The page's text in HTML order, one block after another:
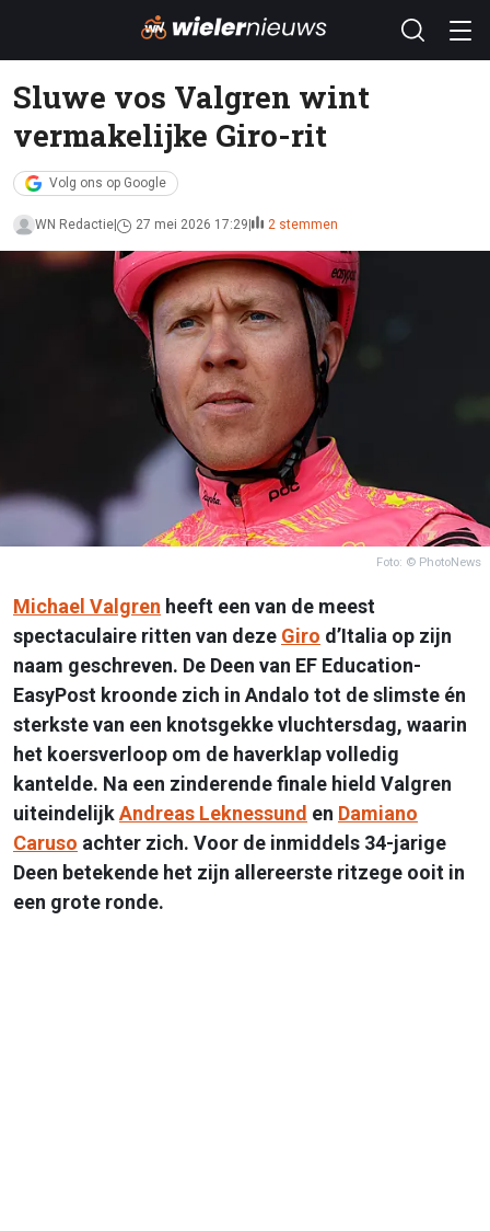
Sluwe vos Valgren wint
vermakelijke Giro-rit
Volg ons op Google
WN Redactie 27 mei 2026 17:29 2 stemmen
Foto: © PhotoNews
Michael Valgren heeft een van de meest
spectaculaire ritten van deze Giro d’Italia op zijn
naam geschreven. De Deen van EF Education-
EasyPost kroonde zich in Andalo tot de slimste én
sterkste van een knotsgekke vluchtersdag, waarin
het koersverloop om de haverklap volledig
kantelde. Na een zinderende finale hield Valgren
uiteindelijkAndreas Leknessund en Damiano
Caruso achter zich. Voor de inmiddels 34-jarige
Deen betekende het zijn allereerste ritzege ooit in
een grote ronde.